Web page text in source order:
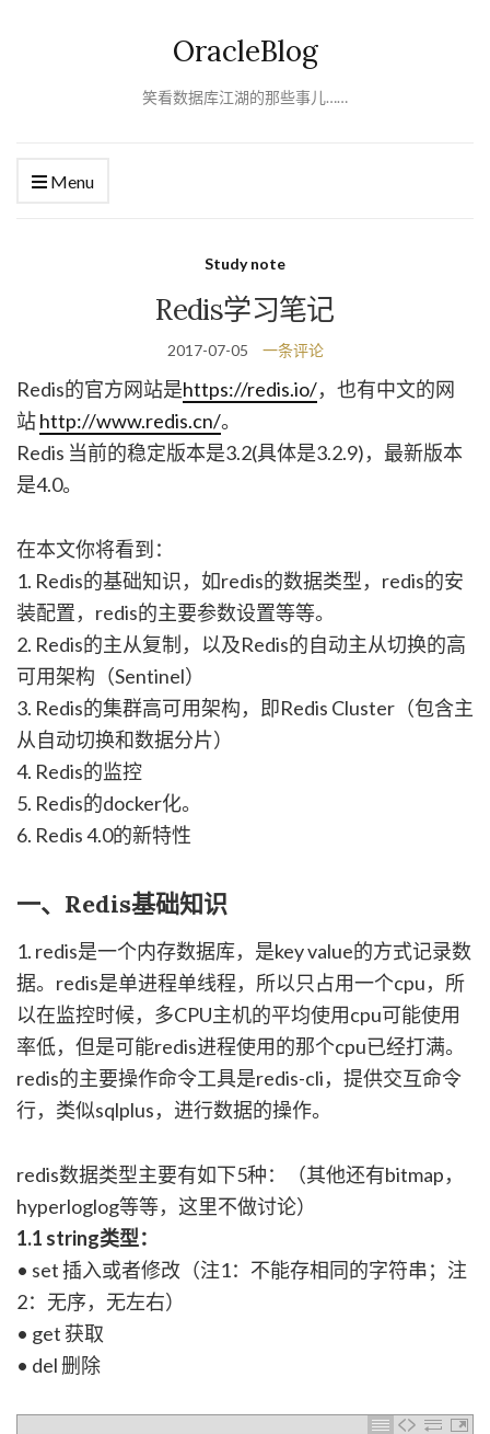
OracleBlog
笑看数据库江湖的那些事儿……
Menu
Study note
Redis学习笔记
2017-07-05 一条评论
Redis的官方网站是https://redis.io/，也有中文的网
站http://www.redis.cn/。
Redis 当前的稳定版本是3.2(具体是3.2.9)，最新版本
是4.0。
在本文你将看到：
1. Redis的基础知识，如redis的数据类型，redis的安
装配置，redis的主要参数设置等等。
2. Redis的主从复制，以及Redis的自动主从切换的高
可用架构（Sentinel）
3. Redis的集群高可用架构，即Redis Cluster（包含主
从自动切换和数据分片）
4. Redis的监控
5. Redis的docker化。
6. Redis 4.0的新特性
一、Redis基础知识
1. redis是一个内存数据库，是key value的方式记录数
据。redis是单进程单线程，所以只占用一个cpu，所
以在监控时候，多CPU主机的平均使用cpu可能使用
率低，但是可能redis进程使用的那个cpu已经打满。
redis的主要操作命令工具是redis-cli，提供交互命令
行，类似sqlplus，进行数据的操作。
redis数据类型主要有如下5种：（其他还有bitmap，
hyperloglog等等，这里不做讨论）
1.1 string类型：
• set 插入或者修改（注1：不能存相同的字符串；注
2：无序，无左右）
• get 获取
• del 删除